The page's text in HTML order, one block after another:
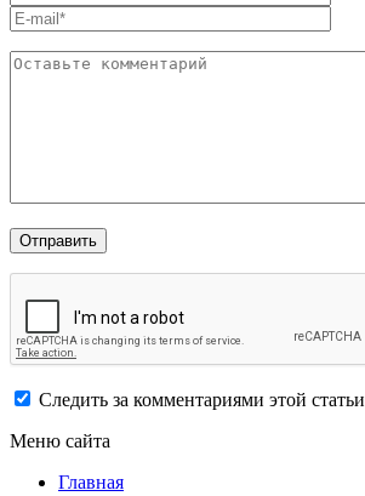
Следить за комментариями этой статьи
Меню сайта
Главная